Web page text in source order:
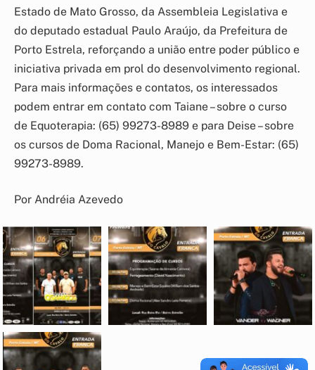
Estado de Mato Grosso, da Assembleia Legislativa e
do deputado estadual Paulo Araújo, da Prefeitura de
Porto Estrela, reforçando a união entre poder público e
iniciativa privada em prol do desenvolvimento regional.
Para mais informações e contatos, os interessados
podem entrar em contato com Taiane – sobre o curso
de Equoterapia: (65) 99273-8989 e para Deise – sobre
os cursos de Doma Racional, Manejo e Bem-Estar: (65)
99273-8989.
Por Andréia Azevedo